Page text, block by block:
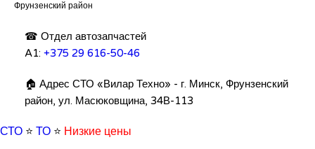
Фрунзенский район
☎ Отдел автозапчастей
A1: +375 29 616-50-46
🏠 Адрес СТО «Вилар Техно» - г. Минск, Фрунзенский
район, ул. Масюковщина, 34В-113
СТО ⭐️ ТО ⭐️ Низкие цены